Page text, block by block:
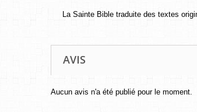
La Sainte Bible traduite des textes
AVIS
Aucun avis n'a été publié pour le moment.